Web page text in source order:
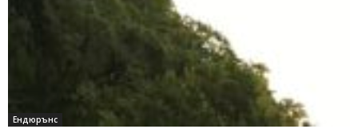
Ендюрънс